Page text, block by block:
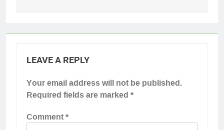
LEAVE A REPLY
Your email address will not be published.
Required fields are marked*
Comment*